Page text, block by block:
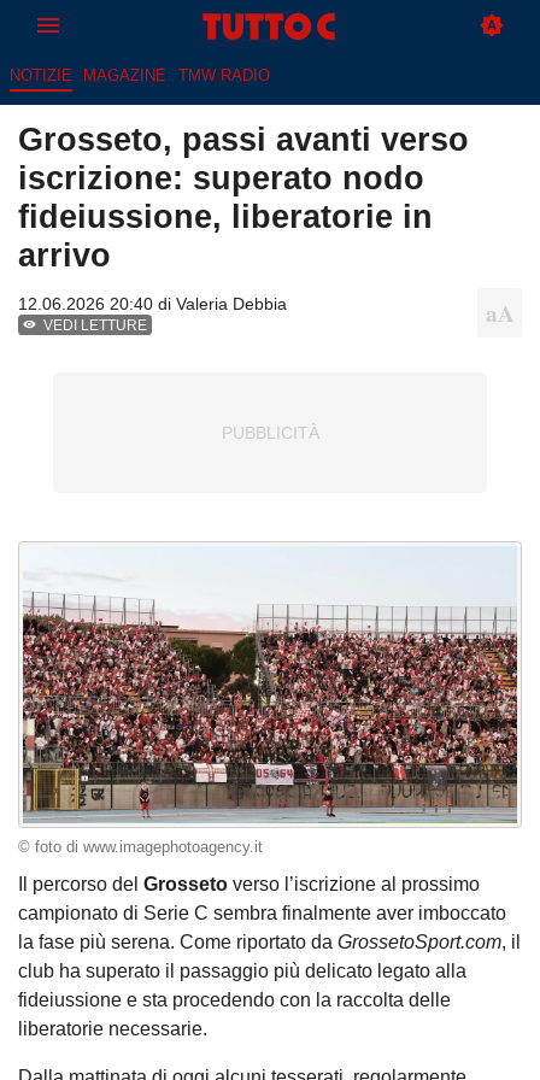
NOTIZIE MAGAZINE TMW RADIO
Grosseto, passi avanti verso
iscrizione: superato nodo
fideiussione, liberatorie in
arrivo
12.06.2026 20:40 di Valeria Debbia
VEDI LETTURE
© foto di www.imagephotoagency.it
Il percorso del Grosseto verso l’iscrizione al prossimo
campionato di Serie C sembra finalmente aver imboccato
la fase più serena. Come riportato da GrossetoSport.com, il
club ha superato il passaggio più delicato legato alla
fideiussione e sta procedendo con la raccolta delle
liberatorie necessarie.